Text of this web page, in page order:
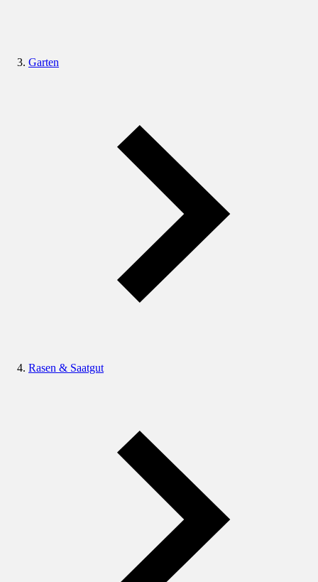
Garten
Rasen & Saatgut